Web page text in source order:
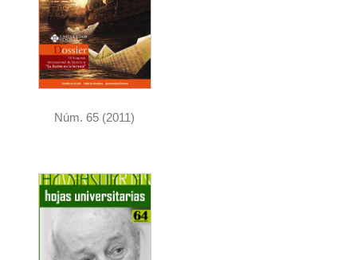
Núm. 65 (2011)